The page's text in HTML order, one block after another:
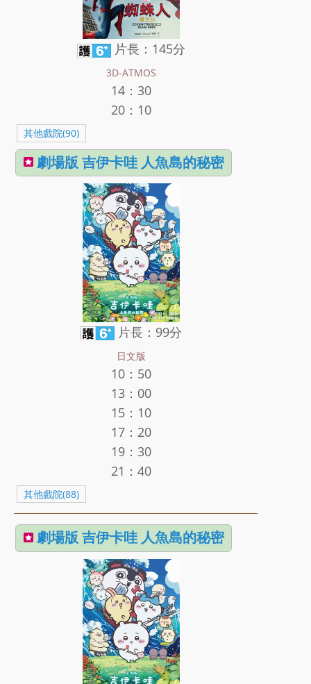
片長：145分
3D-ATMOS
14：30
20：10
其他戲院(90)
劇場版 吉伊卡哇 人魚島的秘密
片長：99分
日文版
10：50
13：00
15：10
17：20
19：30
21：40
其他戲院(88)
劇場版 吉伊卡哇 人魚島的秘密